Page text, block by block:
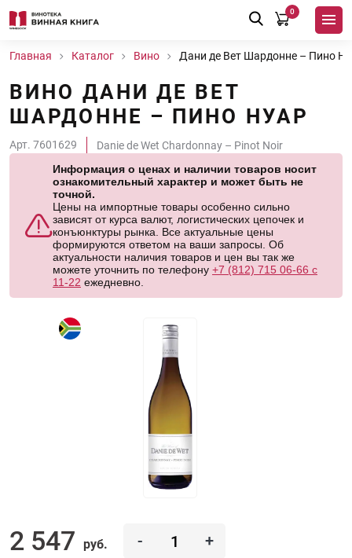
0
Главная Каталог Вино Дани де Вет Шардонне – Пино
ВИНО ДАНИ ДЕ ВЕТ
ШАРДОННЕ – ПИНО НУАР
Арт. 7601629
Danie de Wet Chardonnay – Pinot Noir
Информация о ценах и наличии товаров носит
ознакомительный характер и может быть не
точной.
Цены на импортные товары особенно сильно
зависят от курса валют, логистических цепочек и
конъюнктуры рынка. Все актуальные цены
формируются ответом на ваши запросы. Об
актуальности наличия товаров и цен вы так же
можете уточнить по телефону +7 (812) 715 06-66 с
11-22 ежедневно.
2 547 руб. - +